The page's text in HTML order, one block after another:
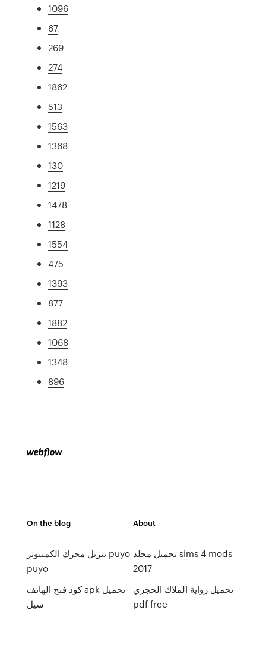
1096
67
269
274
1862
513
1563
1368
130
1219
1478
1128
1554
475
1393
877
1882
1068
1348
896
On the blog
تنزيل محرك الكمبيوتر puyo
puyo
كود فتح الهاتف apk تحميل
سيل
About
تحميل مجلد sims 4 mods
2017
تحميل رواية الملاك الحجري
pdf free